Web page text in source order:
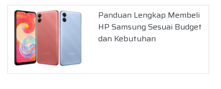
Panduan Lengkap Membeli
HP Samsung Sesuai Budget
dan Kebutuhan